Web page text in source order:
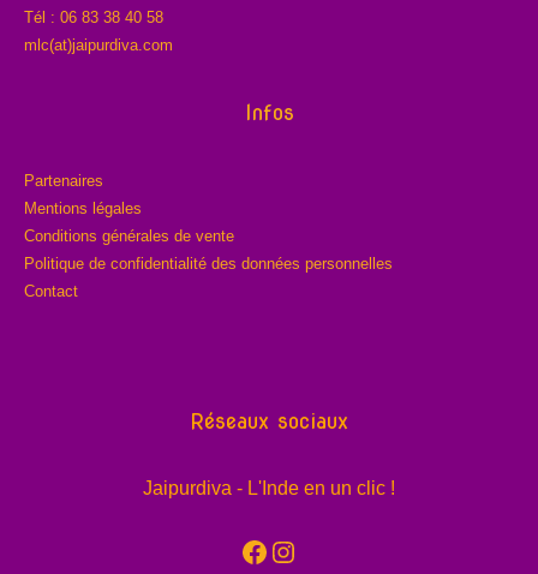
Tél : 06 83 38 40 58
mlc(at)jaipurdiva.com
Infos
Partenaires
Mentions légales
Conditions générales de vente
Politique de confidentialité des données personnelles
Contact
Réseaux sociaux
Jaipurdiva - L'Inde en un clic !
Facebook
Instagram